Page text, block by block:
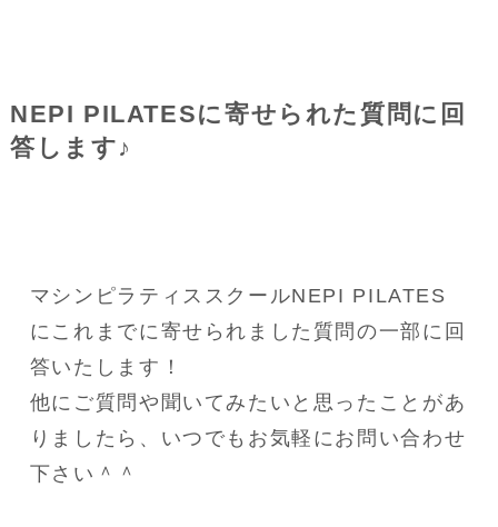
NEPI PILATESに寄せられた質問に回
答します♪
マシンピラティススクールNEPI PILATES
にこれまでに寄せられました質問の一部に回
答いたします！
他にご質問や聞いてみたいと思ったことがあ
りましたら、いつでもお気軽にお問い合わせ
下さい＾＾